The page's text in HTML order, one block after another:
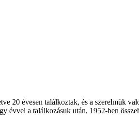
20 évesen találkoztak, és a szerelmük
évvel a találkozásuk után, 1952-ben